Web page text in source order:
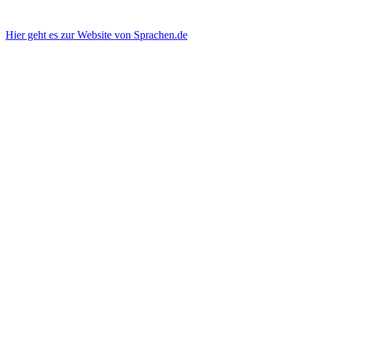
Hier geht es zur Website von Sprachen.de